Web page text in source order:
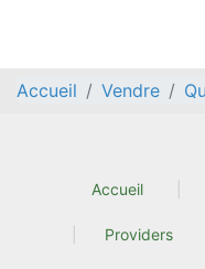
Accueil Vendre
Accueil
Providers